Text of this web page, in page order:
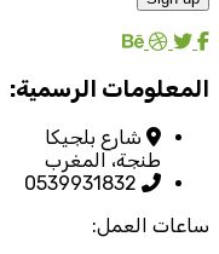
المعلومات الرسمية:
شارع بلجيكا
طنجة، المغرب
0539931832
ساعات العمل: